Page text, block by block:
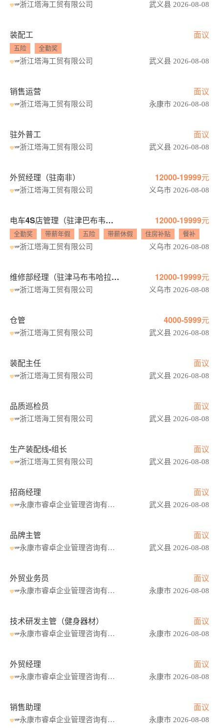
浙江塔海工贸有限公司 武义县 2026-08-08
装配工 面议
五险 全勤奖
浙江塔海工贸有限公司 武义县 2026-08-08
销售运营 面议
浙江塔海工贸有限公司 永康市 2026-08-08
驻外普工 面议
浙江塔海工贸有限公司 武义县 2026-08-08
外贸经理（驻南非） 12000-19999元
浙江塔海工贸有限公司 义乌市 2026-08-08
电车4S店管理（驻津巴布韦哈拉雷） 12000-19999元
全勤奖 带薪年假 五险 带薪休假 住房补贴 餐补
浙江塔海工贸有限公司 义乌市 2026-08-08
维修部经理（驻津马布韦哈拉雷） 12000-19999元
浙江塔海工贸有限公司 义乌市 2026-08-08
仓管 4000-5999元
浙江塔海工贸有限公司 武义县 2026-08-08
装配主任 面议
浙江塔海工贸有限公司 武义县 2026-08-08
品质巡检员 面议
浙江塔海工贸有限公司 武义县 2026-08-08
生产装配线-组长 面议
浙江塔海工贸有限公司 武义县 2026-08-08
招商经理 面议
永康市睿卓企业管理咨询有限公司 武义县 2026-08-08
品牌主管 面议
永康市睿卓企业管理咨询有限公司 武义县 2026-08-08
外贸业务员 面议
永康市睿卓企业管理咨询有限公司 永康市 2026-08-08
技术研发主管（健身器材） 面议
永康市睿卓企业管理咨询有限公司 永康市 2026-08-08
外贸经理 面议
永康市睿卓企业管理咨询有限公司 永康市 2026-08-08
销售助理 面议
永康市睿卓企业管理咨询有限公司 永康市 2026-08-08